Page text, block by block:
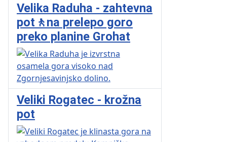
Velika Raduha - zahtevna
pot🚶na prelepo goro
preko planine Grohat
Veliki Rogatec - krožna
pot